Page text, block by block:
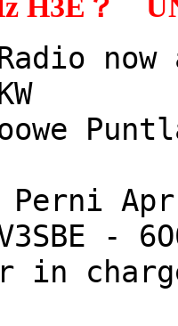
H3E？
now
-
in